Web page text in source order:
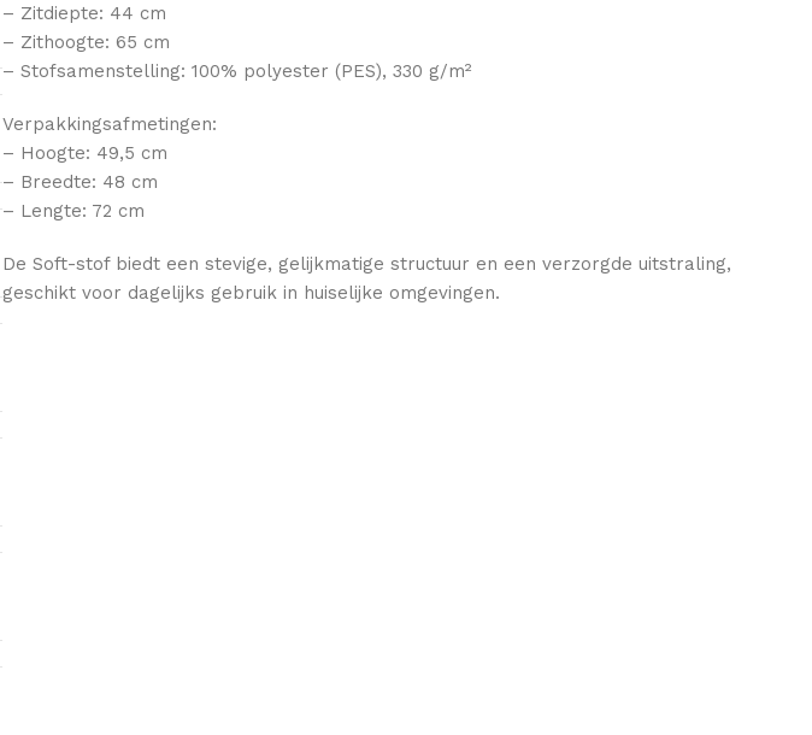
– Zitdiepte: 44 cm
– Zithoogte: 65 cm
– Stofsamenstelling: 100% polyester (PES), 330 g/m²
Verpakkingsafmetingen:
– Hoogte: 49,5 cm
– Breedte: 48 cm
– Lengte: 72 cm
De Soft-stof biedt een stevige, gelijkmatige structuur en een verzorgde uitstraling,
geschikt voor dagelijks gebruik in huiselijke omgevingen.